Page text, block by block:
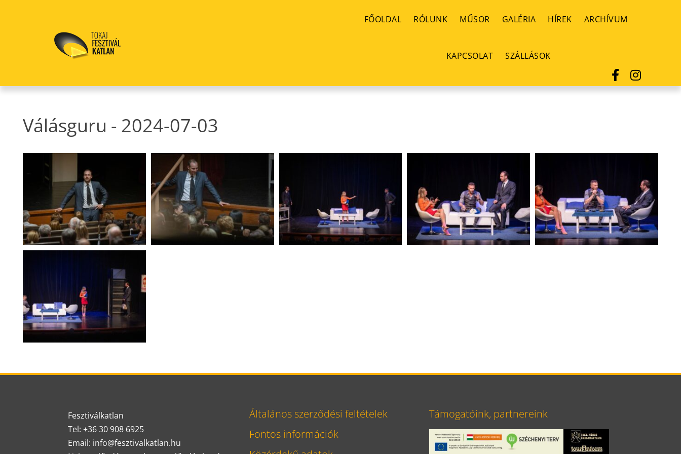
FŐOLDAL RÓLUNK MŰSOR GALÉRIA HÍREK ARCHÍVUM
KAPCSOLAT SZÁLLÁSOK
Válásguru - 2024-07-03
Fesztiválkatlan
Tel: +36 30 908 6925
Email: info@fesztivalkatlan.hu
Általános szerződési feltételek
Fontos információk
Támogatóink, partnereink